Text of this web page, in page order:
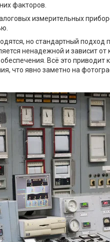
факторов.
измерительных
но стандартный подход
ненадежной и зависит
Всё это
что явно заметно на